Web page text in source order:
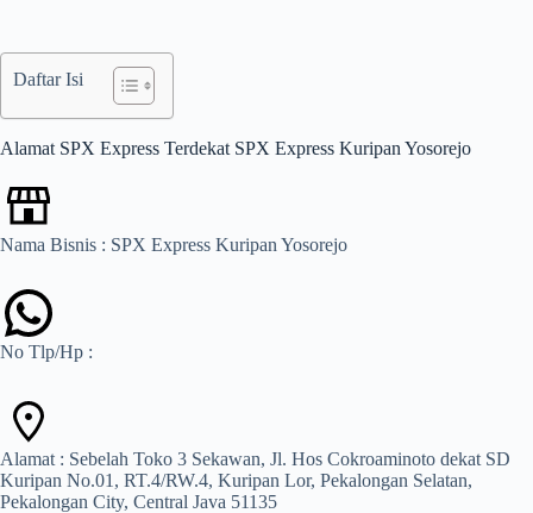
Daftar Isi
Alamat SPX Express Terdekat SPX Express Kuripan Yosorejo
Nama Bisnis : SPX Express Kuripan Yosorejo
No Tlp/Hp :
Alamat : Sebelah Toko 3 Sekawan, Jl. Hos Cokroaminoto dekat SD
Kuripan No.01, RT.4/RW.4, Kuripan Lor, Pekalongan Selatan,
Pekalongan City, Central Java 51135